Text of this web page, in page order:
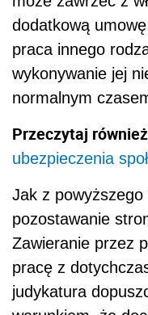
dodatkową
praca innego
wykonywanie jej
normalnym
Przeczytaj
ubezpieczenia
Jak z
pozostawanie
Zawieranie przez
pracę z
judykatura